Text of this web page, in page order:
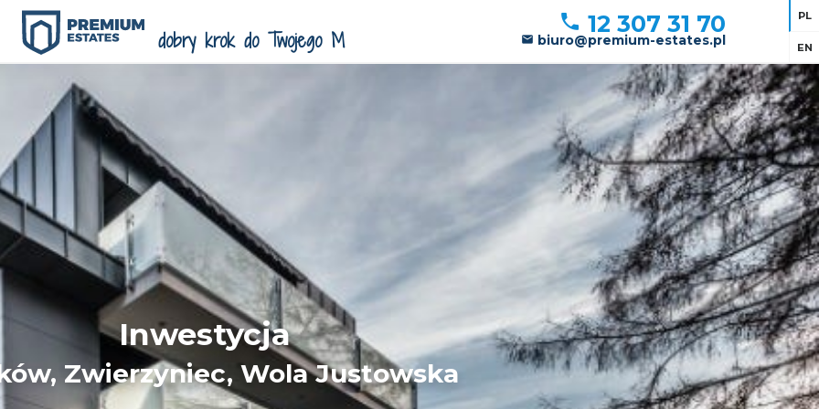
12 307 31 70
biuro@premium-estates.pl
PL
EN
Inwestycja
Zwierzyniec, Wola Justowska